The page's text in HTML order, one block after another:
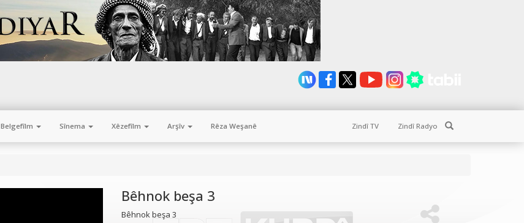
Belgefîlm Sînema Xêzefîlm Arşîv Rêza Weşanê Zindî TV Zindî Radyo
Bêhnok beşa 3
Bêhnok beşa 3